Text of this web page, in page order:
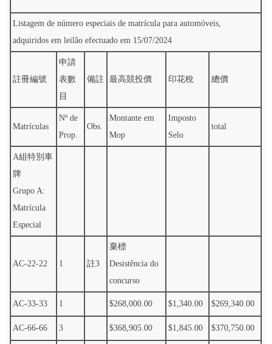
Listagem de número especiais de matrícula para automóveis,
adquiridos em leilão efectuado em 15/07/2024
註冊編號
申請
表數
目
備註 最高競投價 印花稅 總價
Matrículas
Nº de
Prop.
Obs.
Montante em
Mop
Imposto
Selo
total
A組特別車
牌
Grupo A:
Matrícula
Especial
AC-22-22 1 註3
棄標
Desistência do
concurso
AC-33-33 1 $268,000.00 $1,340.00 $269,340.00
AC-66-66 3 $368,905.00 $1,845.00 $370,750.00